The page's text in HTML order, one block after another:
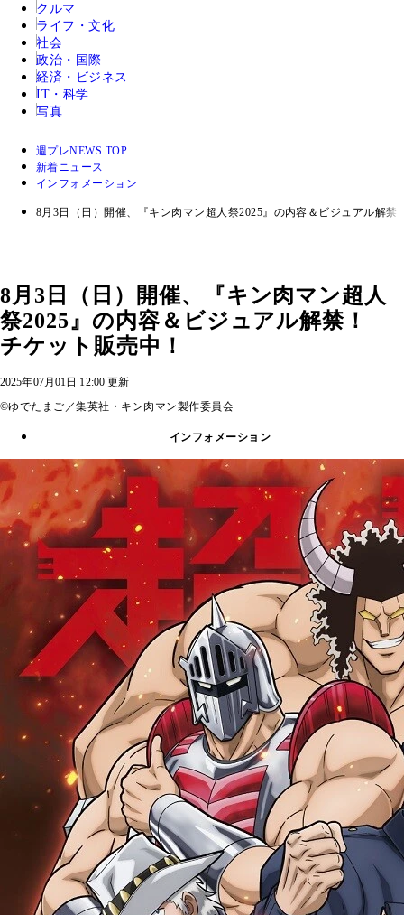
クルマ
ライフ・文化
社会
政治・国際
経済・ビジネス
IT・科学
写真
週プレNEWS TOP
新着ニュース
インフォメーション
8月3日（日）開催、『キン肉マン超人祭2025』の内容＆ビジュアル解
8月3日（日）開催、『キン肉マン超人
祭2025』の内容＆ビジュアル解禁！
チケット販売中！
2025年07月01日 12:00 更新
©ゆでたまご／集英社・キン肉マン製作委員会
インフォメーション